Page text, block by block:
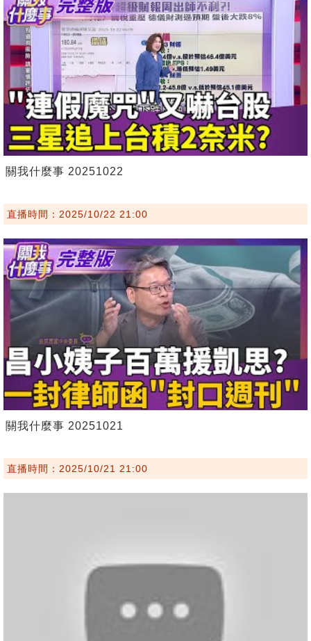
關我什麼事 20251022
直播時間：2025/10/22 21:00
關我什麼事 20251021
直播時間：2025/10/21 21:00